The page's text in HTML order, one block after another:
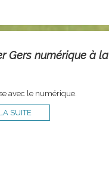
Gers numérique à la
avec le numérique.
SUITE